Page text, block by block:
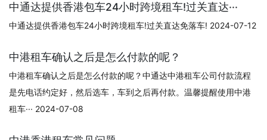
中通达提供香港包车24小时跨境租车!过关直达···
中通达提供香港包车24小时跨境租车!过关直达免落车! 2024-07-12
中港租车确认之后是怎么付款的呢？
中港租车确认之后是怎么付款的呢？中通达中港租车公司付款流程
是先电话约定好，然后选车，车到之后再付款。温馨提醒使用中港
租车··· 2024-07-08